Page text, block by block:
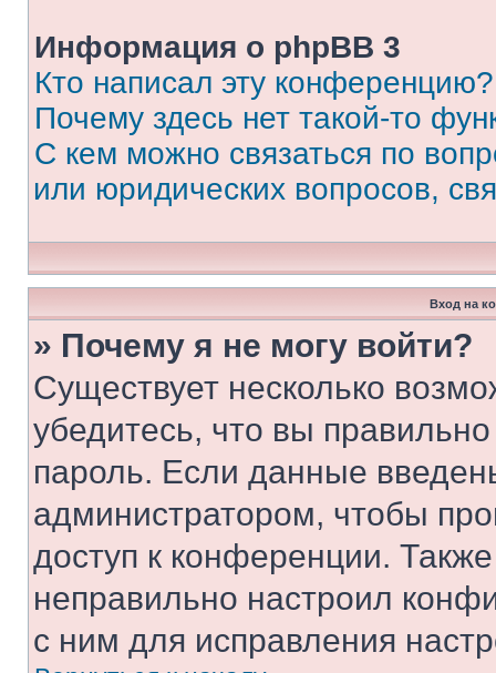
Информация о phpBB 3
Кто написал эту конференцию?
Почему здесь нет такой-то
С кем можно связаться по
или юридических вопросов,
Вход на
» Почему я не могу войти?
Существует несколько
убедитесь, что вы
пароль. Если данные
администратором, чтобы
доступ к конференции.
неправильно настроил
с ним для исправления